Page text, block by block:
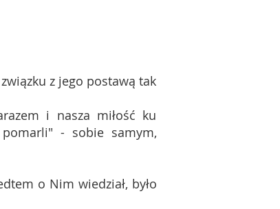
z jego postawą tak
i nasza miłość ku
pomarli" - sobie samym,
o Nim wiedział, było